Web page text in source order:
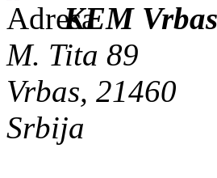
KEM Vrbas
M. Tita 89
Vrbas, 21460
Srbija